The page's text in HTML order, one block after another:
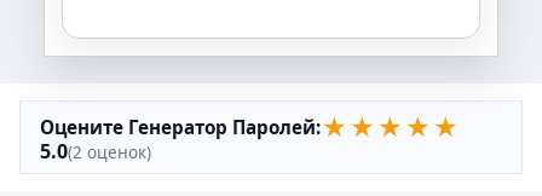
Оцените Генератор Паролей:★ ★ ★ ★ ★
5.0(2 оценок)